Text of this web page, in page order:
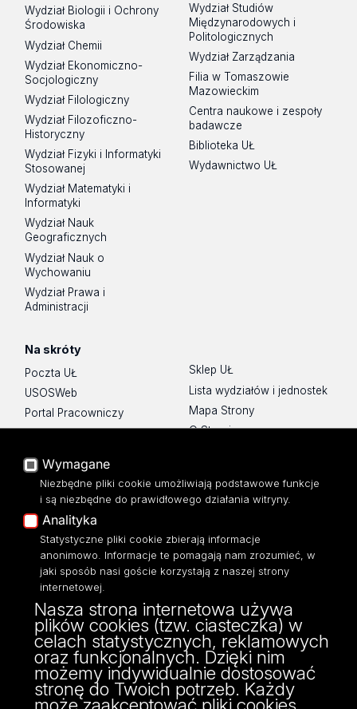
Wydział Biologii i Ochrony
Środowiska
Wydział Chemii
Wydział Ekonomiczno-
Socjologiczny
Wydział Filologiczny
Wydział Filozoficzno-
Historyczny
Wydział Fizyki i Informatyki
Stosowanej
Wydział Matematyki i
Informatyki
Wydział Nauk
Geograficznych
Wydział Nauk o
Wychowaniu
Wydział Prawa i
Administracji
Wydział Studiów
Międzynarodowych i
Politologicznych
Wydział Zarządzania
Filia w Tomaszowie
Mazowieckim
Centra naukowe i zespoły
badawcze
Biblioteka UŁ
Wydawnictwo UŁ
Na skróty
Poczta UŁ
USOSWeb
Portal Pracowniczy
Baza Aktów Własnych
Moodle
Eksperci UŁ
Polityka Prywatności
Dostępność
Sklep UŁ
Lista wydziałów i jednostek
Mapa Strony
O Stronie
ul. Narutowicza 68, 90-136 Łódź
NIP: 724 000 32 43
Adres do doręczeń elektronicznych (ADE):
AE:PL-74796-17640-IHHIV-17
KONTAKT
Wymagane
Niezbędne pliki cookie umożliwiają podstawowe funkcje
i są niezbędne do prawidłowego działania witryny.
Analityka
Statystyczne pliki cookie zbierają informacje
anonimowo. Informacje te pomagają nam zrozumieć, w
jaki sposób nasi goście korzystają z naszej strony
internetowej.
Nasza strona internetowa używa
plików cookies (tzw. ciasteczka) w
celach statystycznych, reklamowych
oraz funkcjonalnych. Dzięki nim
możemy indywidualnie dostosować
stronę do Twoich potrzeb. Każdy